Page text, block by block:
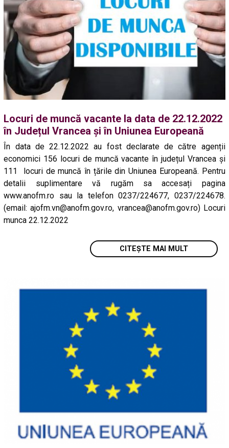
Locuri de muncă vacante la data de 22.12.2022
în Județul Vrancea și în Uniunea Europeană
În data de 22.12.2022 au fost declarate de către agenții
economici 156 locuri de muncă vacante în județul Vrancea și
111 locuri de muncă în țările din Uniunea Europeană. Pentru
detalii suplimentare vă rugăm sa accesați pagina
www.anofm.ro sau la telefon 0237/224677, 0237/224678.
(email: ajofm.vn@anofm.gov.ro, vrancea@anofm.gov.ro) Locuri
munca 22.12.2022
CITEȘTE MAI MULT